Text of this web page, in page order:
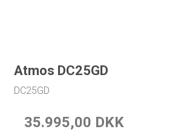
Atmos DC25GD
DC25GD
35.995,00 DKK